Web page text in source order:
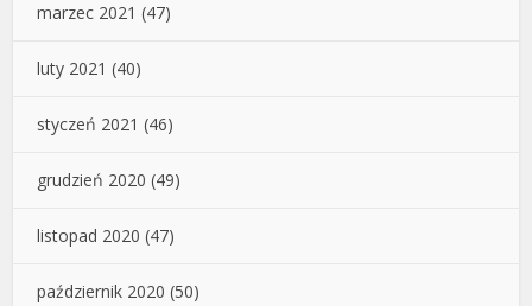
marzec 2021 (47)
luty 2021 (40)
styczeń 2021 (46)
grudzień 2020 (49)
listopad 2020 (47)
październik 2020 (50)